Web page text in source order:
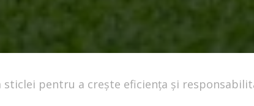
pentru a crește eficiența și